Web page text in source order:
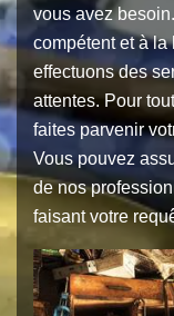
vous avez
compétent et à la
effectuons des
attentes. Pour
faites parvenir
Vous pouvez
de nos
faisant votre